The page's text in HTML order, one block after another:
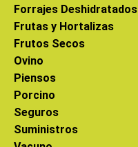
Forrajes Deshidratados
Frutas y Hortalizas
Frutos Secos
Ovino
Piensos
Porcino
Seguros
Suministros